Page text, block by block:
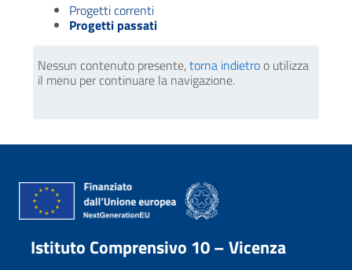
Progetti correnti
Progetti passati
Nessun contenuto presente,torna indietro o utilizza
il menu per continuare la navigazione.
Istituto Comprensivo 10 – Vicenza